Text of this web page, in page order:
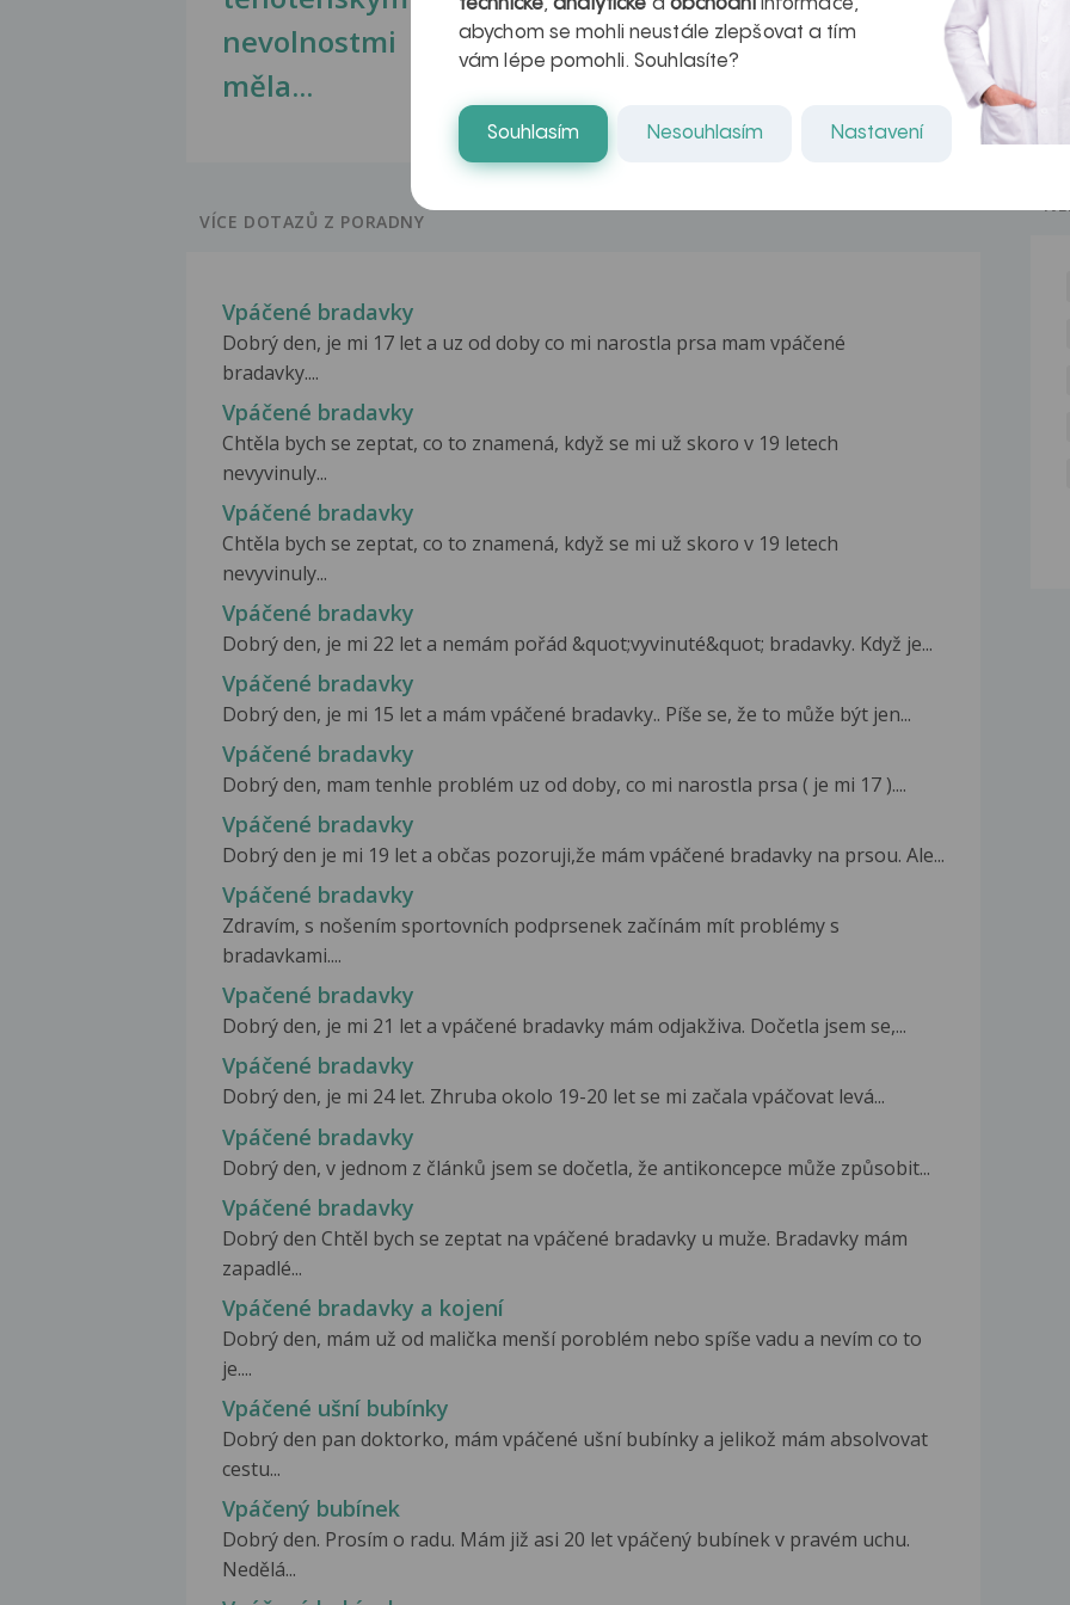
nevolnostmi
měla...
naděje pro ty,
VÍCE DOTAZŮ Z PORADNY
Vpáčené bradavky
Dobrý den, je mi 17 let a uz od doby co mi narostla prsa mam vpáčené
bradavky....
Vpáčené bradavky
Chtěla bych se zeptat, co to znamená, když se mi už skoro v 19 letech
nevyvinuly...
Vpáčené bradavky
Chtěla bych se zeptat, co to znamená, když se mi už skoro v 19 letech
nevyvinuly...
Vpáčené bradavky
Dobrý den, je mi 22 let a nemám pořád &quot;vyvinuté&quot; bradavky. Když je...
Vpáčené bradavky
Dobrý den, je mi 15 let a mám vpáčené bradavky.. Píše se, že to může být jen...
Vpáčené bradavky
Dobrý den, mam tenhle problém uz od doby, co mi narostla prsa ( je mi 17 )....
Vpáčené bradavky
Dobrý den je mi 19 let a občas pozoruji,že mám vpáčené bradavky na prsou. Ale...
Vpáčené bradavky
Zdravím, s nošením sportovních podprsenek začínám mít problémy s
bradavkami....
Vpačené bradavky
Dobrý den, je mi 21 let a vpáčené bradavky mám odjakživa. Dočetla jsem se,...
Vpáčené bradavky
Dobrý den, je mi 24 let. Zhruba okolo 19-20 let se mi začala vpáčovat levá...
Vpáčené bradavky
Dobrý den, v jednom z článků jsem se dočetla, že antikoncepce může způsobit...
Vpáčené bradavky
Dobrý den Chtěl bych se zeptat na vpáčené bradavky u muže. Bradavky mám
zapadlé...
Vpáčené bradavky a kojení
Dobrý den, mám už od malička menší poroblém nebo spíše vadu a nevím co to
je....
Vpáčené ušní bubínky
Dobrý den pan doktorko, mám vpáčené ušní bubínky a jelikož mám absolvovat
cestu...
Vpáčený bubínek
Dobrý den. Prosím o radu. Mám již asi 20 let vpáčený bubínek v pravém uchu.
Nedělá...
technické,analytické a obchodníinformace,
abychom se mohli neustále zlepšovat a tím
vám lépe pomohli. Souhlasíte?
Souhlasím Nesouhlasím Nastavení